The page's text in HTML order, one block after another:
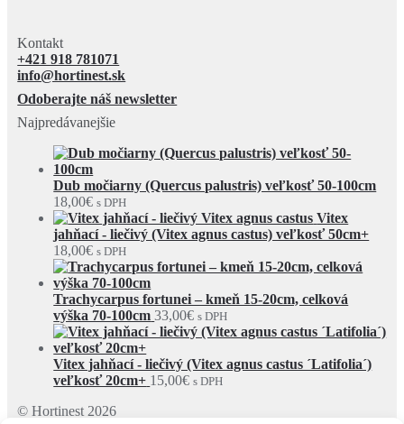
Kontakt
+421 918 781071
info@hortinest.sk
Odoberajte náš newsletter
Najpredávanejšie
Dub močiarny (Quercus palustris) veľkosť 50-100cm
18,00€ s DPH
Vitex
jahňací - liečivý (Vitex agnus castus) veľkosť 50cm+
18,00€ s DPH
Trachycarpus fortunei – kmeň 15-20cm, celková
výška 70-100cm 33,00€ s DPH
Vitex jahňací - liečivý (Vitex agnus castus ´Latifolia´)
veľkosť 20cm+ 15,00€ s DPH
© Hortinest 2026